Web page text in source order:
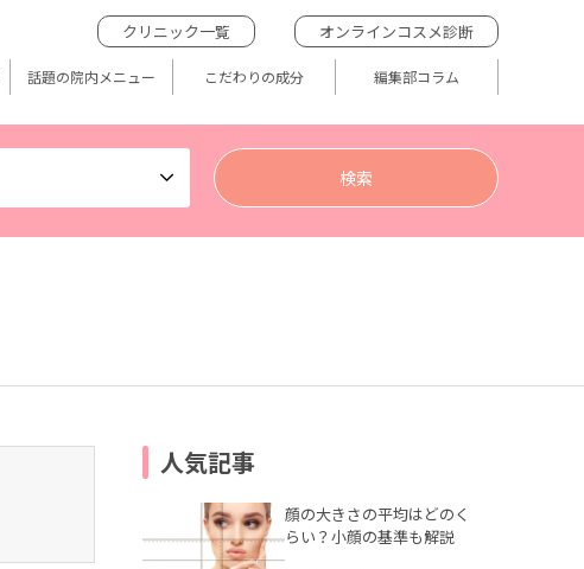
クリニック一覧 オンラインコスメ診断
話題の院内メニュー こだわりの成分 編集部コラム
人気記事
顔の大きさの平均はどのく
らい？小顔の基準も解説